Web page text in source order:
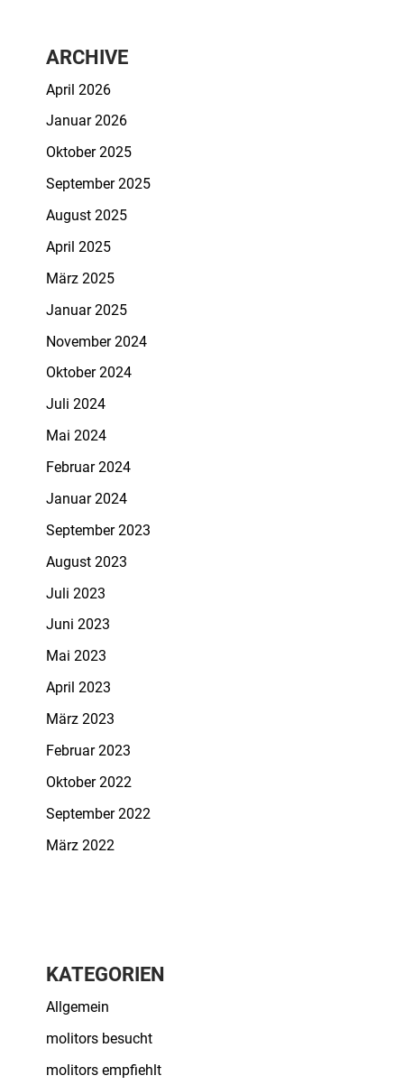
ARCHIVE
April 2026
Januar 2026
Oktober 2025
September 2025
August 2025
April 2025
März 2025
Januar 2025
November 2024
Oktober 2024
Juli 2024
Mai 2024
Februar 2024
Januar 2024
September 2023
August 2023
Juli 2023
Juni 2023
Mai 2023
April 2023
März 2023
Februar 2023
Oktober 2022
September 2022
März 2022
KATEGORIEN
Allgemein
molitors besucht
molitors empfiehlt